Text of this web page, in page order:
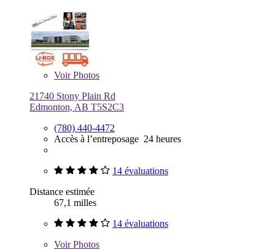
VoirPhotos
21740 Stony Plain Rd
Edmonton, AB T5S2C3
(780) 440-4472
Accès à l’entreposage 24 heures
14 évaluations
Distance estimée
67,1 milles
14 évaluations
VoirPhotos